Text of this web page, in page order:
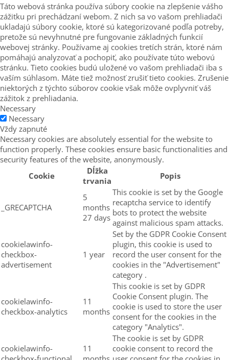
Táto webová stránka používa súbory cookie na zlepšenie vášho
zážitku pri prechádzaní webom. Z nich sa vo vašom prehliadači
ukladajú súbory cookie, ktoré sú kategorizované podľa potreby,
pretože sú nevyhnutné pre fungovanie základných funkcií
webovej stránky. Používame aj cookies tretích strán, ktoré nám
pomáhajú analyzovať a pochopiť, ako používate túto webovú
stránku. Tieto cookies budú uložené vo vašom prehliadači iba s
vaším súhlasom. Máte tiež možnosť zrušiť tieto cookies. Zrušenie
niektorých z týchto súborov cookie však môže ovplyvniť váš
zážitok z prehliadania.
Necessary
Necessary
Vždy zapnuté
Necessary cookies are absolutely essential for the website to
function properly. These cookies ensure basic functionalities and
security features of the website, anonymously.
Cookie
Dĺžka
trvania
Popis
_GRECAPTCHA
5
months
27 days
This cookie is set by the Google
recaptcha service to identify
bots to protect the website
against malicious spam attacks.
cookielawinfo-
checkbox-
advertisement
1 year
Set by the GDPR Cookie Consent
plugin, this cookie is used to
record the user consent for the
cookies in the "Advertisement"
category .
cookielawinfo-
checkbox-analytics
11
months
This cookie is set by GDPR
Cookie Consent plugin. The
cookie is used to store the user
consent for the cookies in the
category "Analytics".
cookielawinfo-
11
The cookie is set by GDPR
cookie consent to record the